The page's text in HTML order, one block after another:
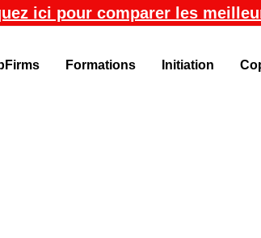
ici pour comparer les
Formations Initiation